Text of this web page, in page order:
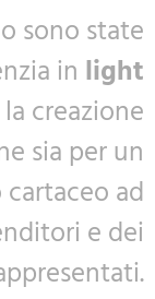
sono state
in light
creazione
sia per un
ad
e dei